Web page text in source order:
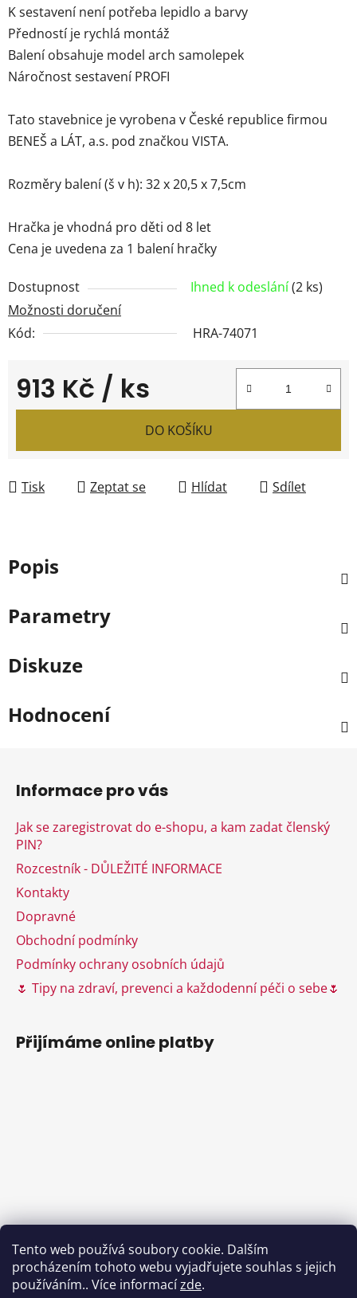
Tento web používá soubory cookie. Dalším
procházením tohoto webu vyjadřujete souhlas s jejich
používáním.. Více informacízde.
K sestavení není potřeba lepidlo a barvy
Předností je rychlá montáž
Balení obsahuje model arch samolepek
Náročnost sestavení PROFI
Tato stavebnice je vyrobena v České republice firmou
BENEŠ a LÁT, a.s. pod značkou VISTA.
Rozměry balení (š v h): 32 x 20,5 x 7,5cm
Hračka je vhodná pro děti od 8 let
Cena je uvedena za 1 balení hračky
Dostupnost Ihned k odeslání(2 ks)
Možnosti doručení
Kód:
HRA-74071
913 Kč / ks
Měrná cena:
DO KOŠÍKU
Tisk Zeptat se Hlídat Sdílet
Popis
Parametry
Diskuze
Hodnocení
Informace pro vás
Jak se zaregistrovat do e-shopu, a kam zadat členský
PIN?
Rozcestník - DŮLEŽITÉ INFORMACE
Kontakty
Dopravné
Obchodní podmínky
Podmínky ochrany osobních údajů
🌷 Tipy na zdraví, prevenci a každodenní péči o sebe🌷
Přijímáme online platby